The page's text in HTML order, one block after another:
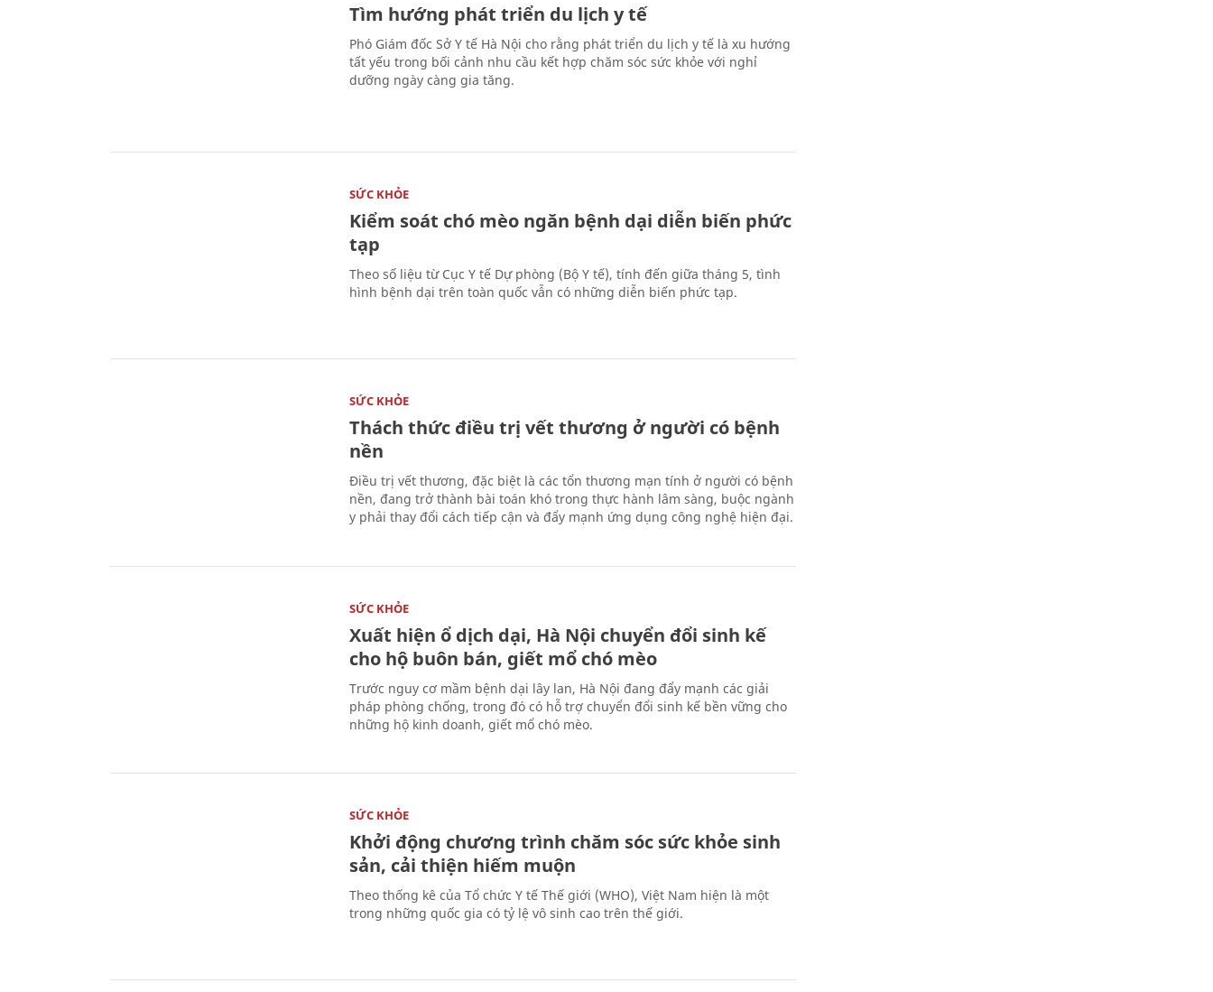
Tìm hướng phát triển du lịch y tế
Phó Giám đốc Sở Y tế Hà Nội cho rằng phát triển du lịch y tế là xu hướng
tất yếu trong bối cảnh nhu cầu kết hợp chăm sóc sức khỏe với nghỉ
dưỡng ngày càng gia tăng.
SỨC KHỎE
Kiểm soát chó mèo ngăn bệnh dại diễn biến phức
tạp
Theo số liệu từ Cục Y tế Dự phòng (Bộ Y tế), tính đến giữa tháng 5, tình
hình bệnh dại trên toàn quốc vẫn có những diễn biến phức tạp.
SỨC KHỎE
Thách thức điều trị vết thương ở người có bệnh
nền
Điều trị vết thương, đặc biệt là các tổn thương mạn tính ở người có bệnh
nền, đang trở thành bài toán khó trong thực hành lâm sàng, buộc ngành
y phải thay đổi cách tiếp cận và đẩy mạnh ứng dụng công nghệ hiện đại.
SỨC KHỎE
Xuất hiện ổ dịch dại, Hà Nội chuyển đổi sinh kế
cho hộ buôn bán, giết mổ chó mèo
Trước nguy cơ mầm bệnh dại lây lan, Hà Nội đang đẩy mạnh các giải
pháp phòng chống, trong đó có hỗ trợ chuyển đổi sinh kế bền vững cho
những hộ kinh doanh, giết mổ chó mèo.
SỨC KHỎE
Khởi động chương trình chăm sóc sức khỏe sinh
sản, cải thiện hiếm muộn
Theo thống kê của Tổ chức Y tế Thế giới (WHO), Việt Nam hiện là một
trong những quốc gia có tỷ lệ vô sinh cao trên thế giới.